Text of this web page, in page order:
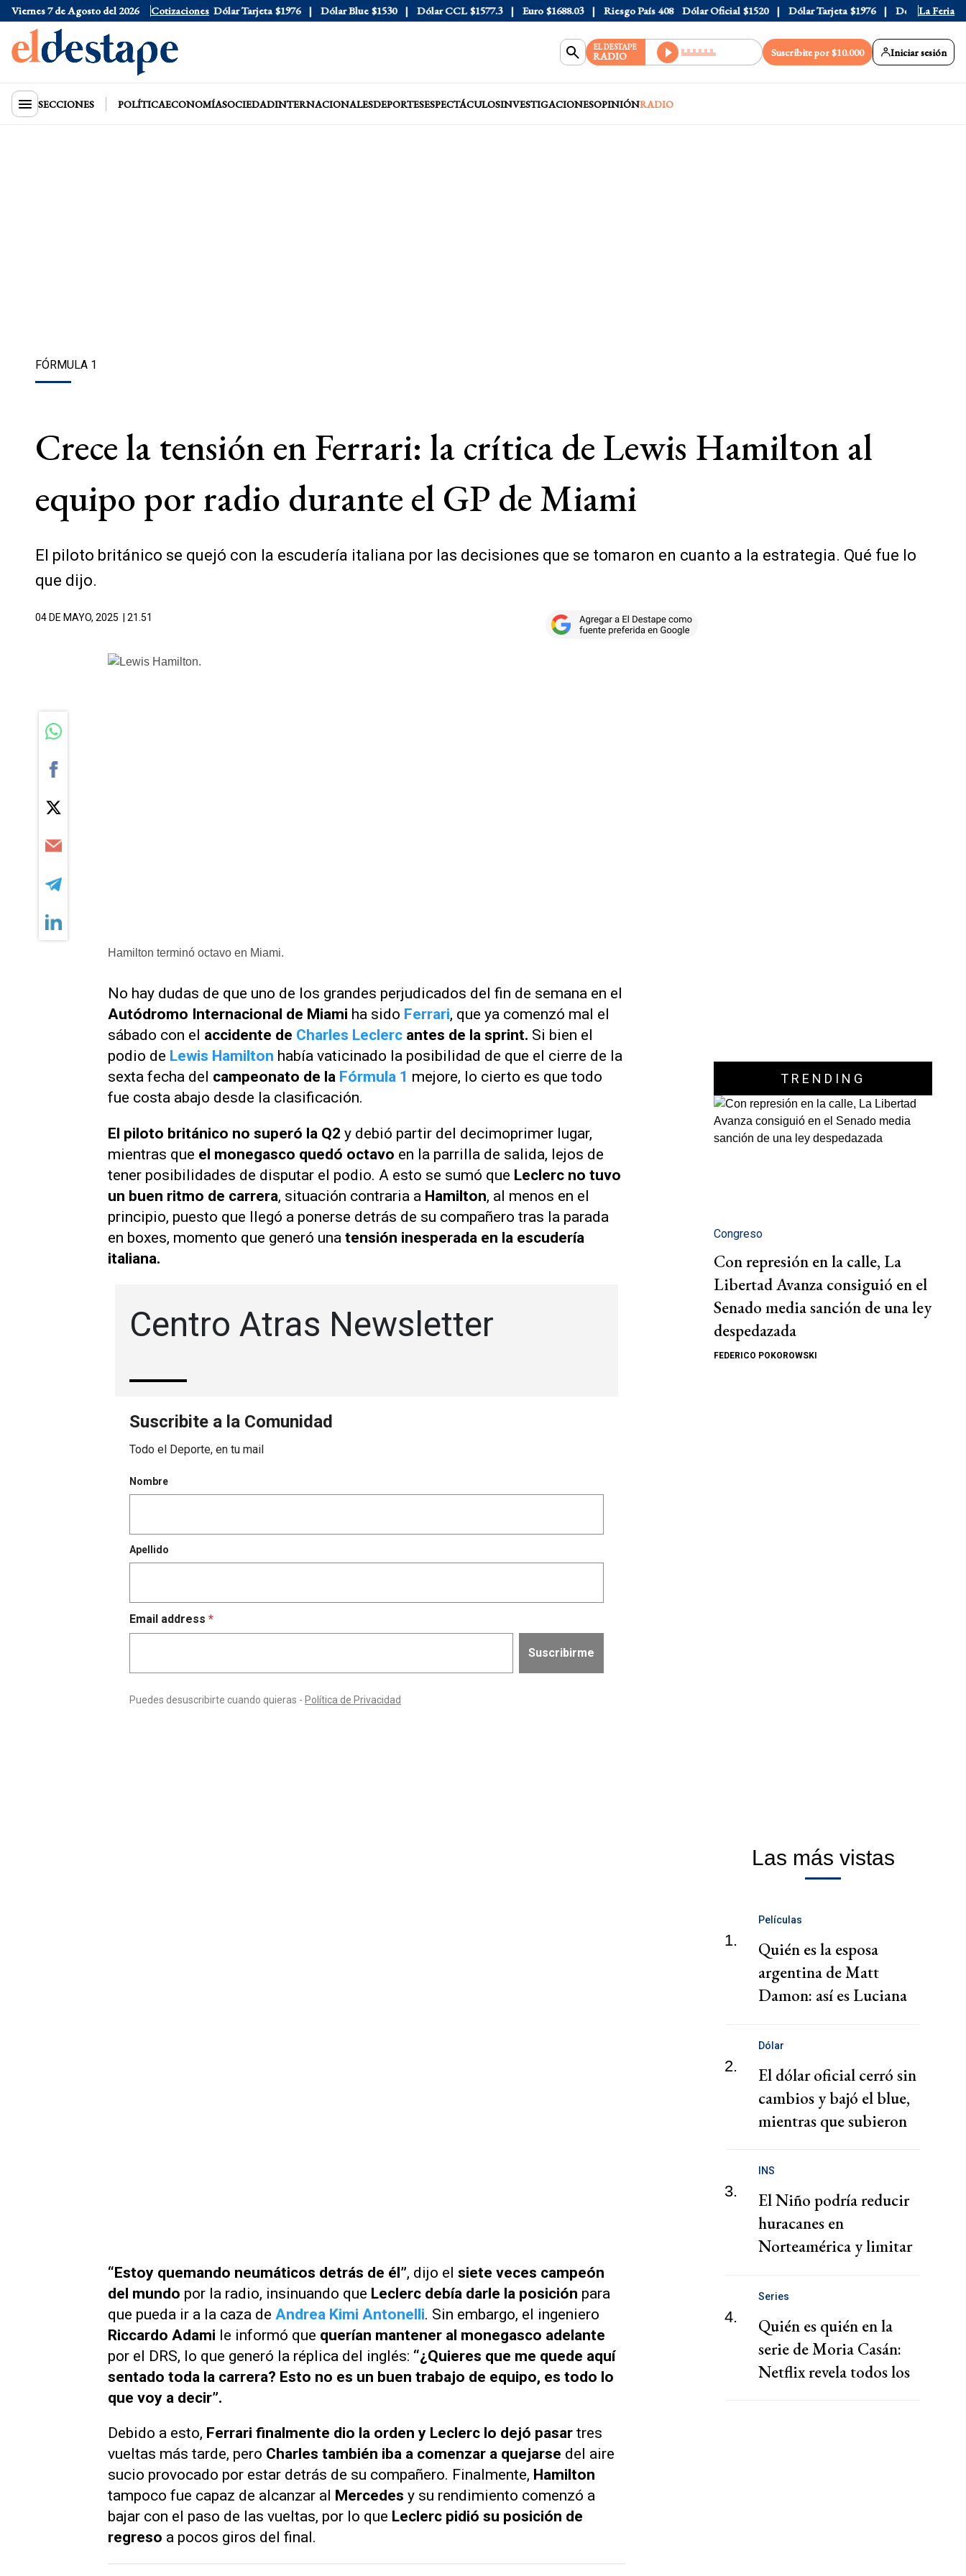
Viernes 7 de Agosto del 2026 Cotizaciones
Dólar Oficial $1520 Dólar Tarjeta $1976 Dólar Blue $1530 Dólar CCL $1577.3 Euro $1688.03 Riesgo País 408 Dólar Oficial $1520 Dólar Tarjeta $1976 Dólar Blue $1530
La Feria
EL DESTAPE
RADIO Suscribite por $10.000 Iniciar sesión
SECCIONES POLÍTICAECONOMÍASOCIEDADINTERNACIONALESDEPORTESESPECTÁCULOSINVESTIGACIONESOPINIÓNRADIO
FÓRMULA 1
Crece la tensión en Ferrari: la crítica de Lewis Hamilton al
equipo por radio durante el GP de Miami
El piloto británico se quejó con la escudería italiana por las decisiones que se tomaron en cuanto a la estrategia. Qué fue lo
que dijo.
04 DE MAYO, 2025 | 21.51
Hamilton terminó octavo en Miami.
No hay dudas de que uno de los grandes perjudicados del fin de semana en el
Autódromo Internacional de Miami ha sido Ferrari, que ya comenzó mal el
sábado con el accidente de Charles Leclerc antes de la sprint. Si bien el
podio de Lewis Hamilton había vaticinado la posibilidad de que el cierre de la
sexta fecha del campeonato de la Fórmula 1 mejore, lo cierto es que todo
fue costa abajo desde la clasificación.
El piloto británico no superó la Q2 y debió partir del decimoprimer lugar,
mientras que el monegasco quedó octavo en la parrilla de salida, lejos de
tener posibilidades de disputar el podio. A esto se sumó que Leclerc no tuvo
un buen ritmo de carrera, situación contraria a Hamilton, al menos en el
principio, puesto que llegó a ponerse detrás de su compañero tras la parada
en boxes, momento que generó una tensión inesperada en la escudería
italiana.
“Estoy quemando neumáticos detrás de él”, dijo el siete veces campeón
del mundo por la radio, insinuando que Leclerc debía darle la posición para
que pueda ir a la caza de Andrea Kimi Antonelli. Sin embargo, el ingeniero
Riccardo Adami le informó que querían mantener al monegasco adelante
por el DRS, lo que generó la réplica del inglés: “¿Quieres que me quede aquí
sentado toda la carrera? Esto no es un buen trabajo de equipo, es todo lo
que voy a decir”.
Debido a esto, Ferrari finalmente dio la orden y Leclerc lo dejó pasar tres
vueltas más tarde, pero Charles también iba a comenzar a quejarse del aire
sucio provocado por estar detrás de su compañero. Finalmente, Hamilton
tampoco fue capaz de alcanzar al Mercedes y su rendimiento comenzó a
bajar con el paso de las vueltas, por lo que Leclerc pidió su posición de
regreso a pocos giros del final.
TRENDING
Congreso
Con represión en la calle, La
Libertad Avanza consiguió en el
Senado media sanción de una ley
despedazada
FEDERICO POKOROWSKI
Las más vistas
1.
Películas
Quién es la esposa
argentina de Matt
Damon: así es Luciana
2.
Dólar
El dólar oficial cerró sin
cambios y bajó el blue,
mientras que subieron
3.
INS
El Niño podría reducir
huracanes en
Norteamérica y limitar
Zurich
4.
Series
Quién es quién en la
serie de Moria Casán:
Netflix revela todos los